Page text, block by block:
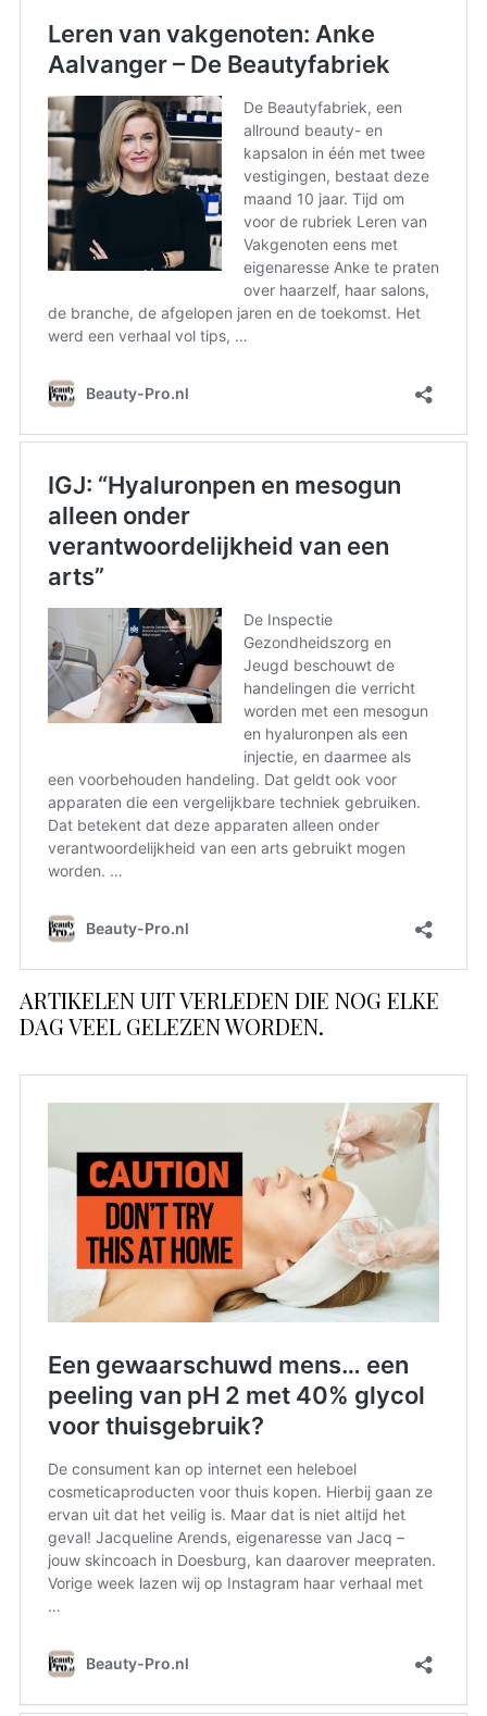
ARTIKELEN UIT VERLEDEN DIE NOG ELKE
DAG VEEL GELEZEN WORDEN.